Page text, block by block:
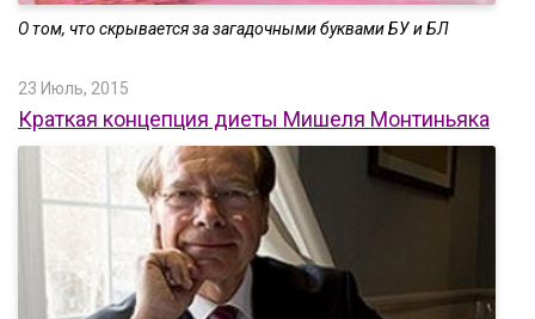
О том, что скрывается за загадочными буквами БУ и БЛ
23 Июль, 2015
Краткая концепция диеты Мишеля Монтиньяка